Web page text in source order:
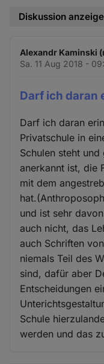
Diskussion
Alexandr Kaminski
Sa. 11 Aug 2018 -
Darf ich daran
Darf ich daran
Privatschule in
Schulen steht
anerkannt ist, die
mit dem
und ist sehr
auch nicht, das
auch Schriften
niemals Teil des
sind, dafür aber
Entscheidungen
Schule
werden und das